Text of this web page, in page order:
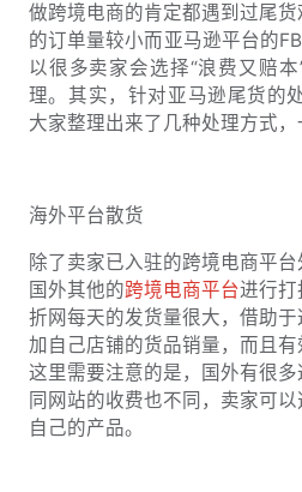
做跨境电商的肯定都遇到过尾
的订单量较小而亚马逊平台的
以很多卖家会选择“浪费又赔
理。其实，针对亚马逊尾货的
大家整理出来了几种处理方式，
海外平台散货
除了卖家已入驻的跨境电商平
国外其他的跨境电商平台进行打
折网每天的发货量很大，借助
加自己店铺的货品销量，而且有
这里需要注意的是，国外有很
同网站的收费也不同，卖家可
自己的产品。